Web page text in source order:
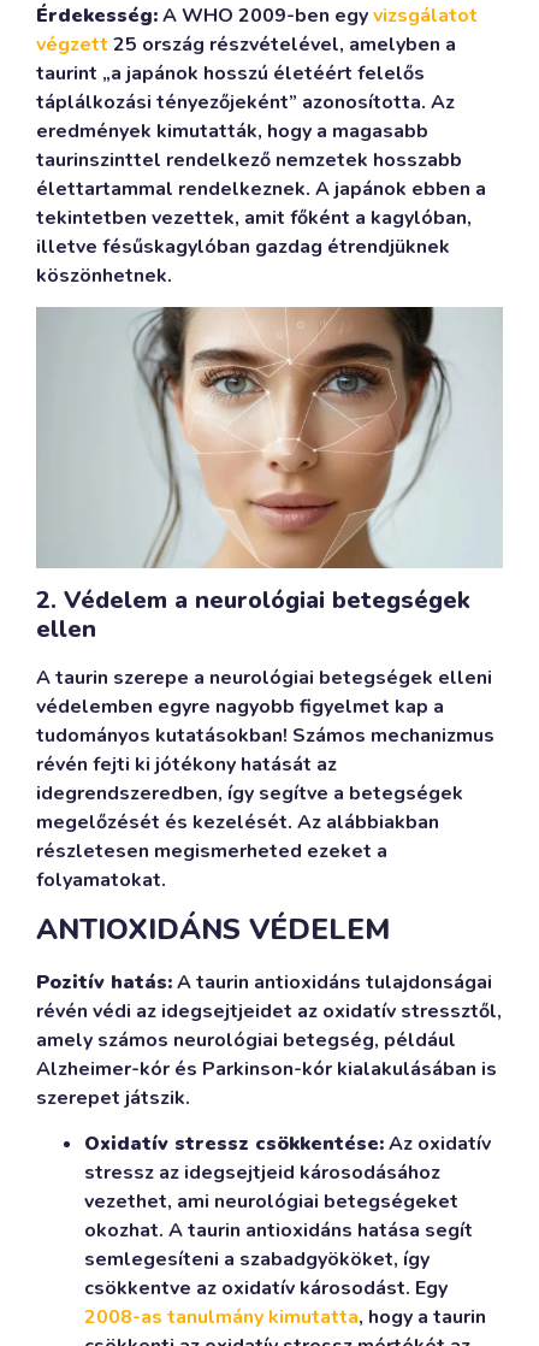
Érdekesség:A WHO 2009-ben egyvizsgálatot
végzett 25 ország részvételével, amelyben a
taurint „a japánok hosszú életéért felelős
táplálkozási tényezőjeként” azonosította. Az
eredmények kimutatták, hogy a magasabb
taurinszinttel rendelkező nemzetek hosszabb
élettartammal rendelkeznek. A japánok ebben a
tekintetben vezettek, amit főként a kagylóban,
illetve fésűskagylóban gazdag étrendjüknek
köszönhetnek.
2. Védelem a neurológiai betegségek
ellen
A taurin szerepe a neurológiai betegségek elleni
védelemben egyre nagyobb figyelmet kap a
tudományos kutatásokban! Számos mechanizmus
révén fejti ki jótékony hatását az
idegrendszeredben, így segítve a betegségek
megelőzését és kezelését. Az alábbiakban
részletesen megismerheted ezeket a
folyamatokat.
ANTIOXIDÁNS VÉDELEM
Pozitív hatás:A taurin antioxidáns tulajdonságai
révén védi az idegsejtjeidet az oxidatív stressztől,
amely számos neurológiai betegség, például
Alzheimer-kór és Parkinson-kór kialakulásában is
szerepet játszik.
Oxidatív stressz csökkentése:Az oxidatív
stressz az idegsejtjeid károsodásához
vezethet, ami neurológiai betegségeket
okozhat. A taurin antioxidáns hatása segít
semlegesíteni a szabadgyököket, így
csökkentve az oxidatív károsodást. Egy
2008-as tanulmány kimutatta, hogy a taurin